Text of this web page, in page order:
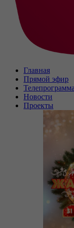
Главная
Прямой эфир
Телепрограмма
Новости
Проекты